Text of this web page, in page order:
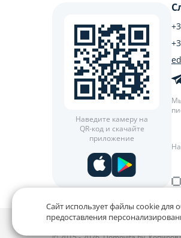
Наведите камеру на
QR-код и скачайте
приложение
Политика конфиденциальности,
Сайт использует файлы cookie для
предоставления